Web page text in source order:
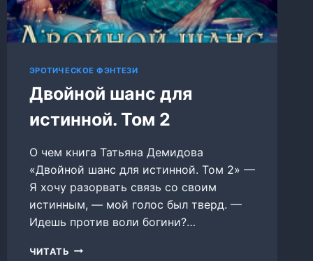
ЭРОТИЧЕСКОЕ ФЭНТЕЗИ
Двойной шанс для
истинной. Том 2
О чем книга Татьяна Демидова
«Двойной шанс для истинной. Том 2» —
Я хочу разорвать связь со своим
истинным, — мой голос был тверд. —
Идешь против воли богини?…
ЧИТАТЬ ДВОЙНОЙ